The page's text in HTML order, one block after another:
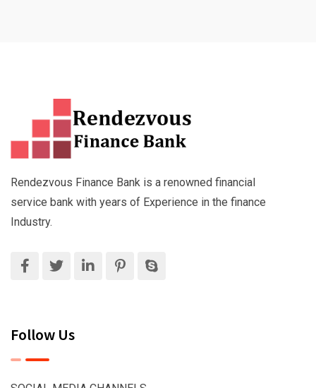
Rendezvous Finance Bank is a renowned financial
service bank with years of Experience in the finance
Industry.
Follow Us